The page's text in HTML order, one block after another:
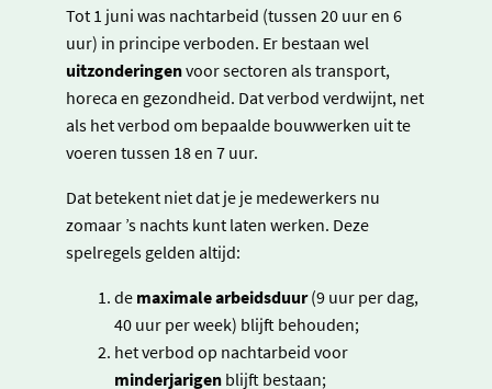
Tot 1 juni was nachtarbeid (tussen 20 uur en 6
uur) in principe verboden. Er bestaan wel
uitzonderingenvoor sectoren als transport,
horeca en gezondheid. Dat verbod verdwijnt, net
als het verbod om bepaalde bouwwerken uit te
voeren tussen 18 en 7 uur.
Dat betekent niet dat je je medewerkers nu
zomaar ’s nachts kunt laten werken. Deze
spelregels gelden altijd:
de maximale arbeidsduur(9 uur per dag,
40 uur per week) blijft behouden;
het verbod op nachtarbeid voor
minderjarigen blijft bestaan;